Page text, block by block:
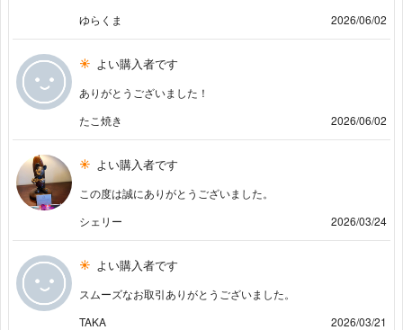
ゆらくま
2026/06/02
よい購入者です
ありがとうございました！
たこ焼き
2026/06/02
よい購入者です
この度は誠にありがとうございました。
シェリー
2026/03/24
よい購入者です
スムーズなお取引ありがとうございました。
TAKA
2026/03/21